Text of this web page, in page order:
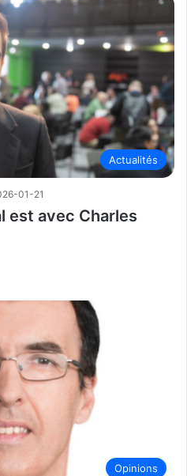
Actualités
01-21
est avec Charles
Opinions